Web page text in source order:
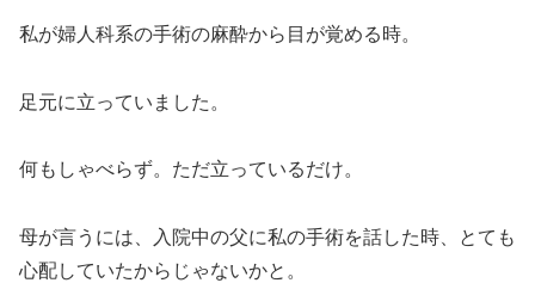
私が婦人科系の手術の麻酔から目が覚める時。
足元に立っていました。
何もしゃべらず。ただ立っているだけ。
母が言うには、入院中の父に私の手術を話した時、とても
心配していたからじゃないかと。